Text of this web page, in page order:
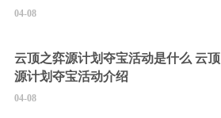
04-08
云顶之弈源计划夺宝活动是什么 云顶
源计划夺宝活动介绍
04-08